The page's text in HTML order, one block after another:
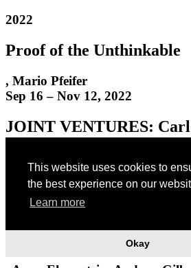
This website uses cookies to
the best experience on our
Learn more
Okay
2022
Proof of the Unthinkable
, Mario Pfeifer
Sep 16 – Nov 12, 2022
JOINT VENTURES:
Richard Sides – Basic Vision
Sep 16 – Nov 12, 2022